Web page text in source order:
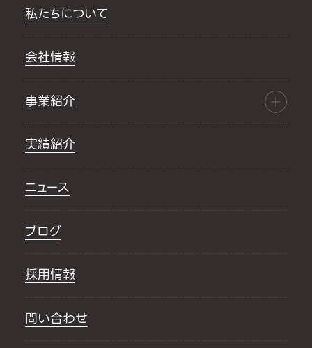
私たちについて
会社情報
事業紹介
実績紹介
ニュース
ブログ
採用情報
問い合わせ